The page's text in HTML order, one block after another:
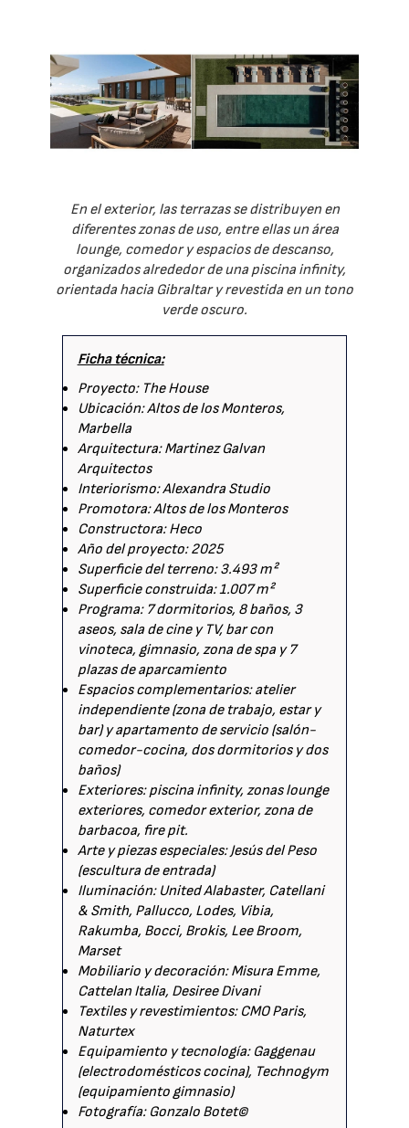
En el exterior, las terrazas se distribuyen en
diferentes zonas de uso, entre ellas un área
lounge, comedor y espacios de descanso,
organizados alrededor de una piscina infinity,
orientada hacia Gibraltar y revestida en un tono
verde oscuro.
Ficha técnica:
Proyecto: The House
Ubicación: Altos de los Monteros,
Marbella
Arquitectura: Martinez Galvan
Arquitectos
Interiorismo: Alexandra Studio
Promotora: Altos de los Monteros
Constructora: Heco
Año del proyecto: 2025
Superficie del terreno: 3.493 m²
Superficie construida: 1.007 m²
Programa: 7 dormitorios, 8 baños, 3
aseos, sala de cine y TV, bar con
vinoteca, gimnasio, zona de spa y 7
plazas de aparcamiento
Espacios complementarios: atelier
independiente (zona de trabajo, estar y
bar) y apartamento de servicio (salón-
comedor-cocina, dos dormitorios y dos
baños)
Exteriores: piscina infinity, zonas lounge
exteriores, comedor exterior, zona de
barbacoa, fire pit.
Arte y piezas especiales: Jesús del Peso
(escultura de entrada)
Iluminación: United Alabaster, Catellani
& Smith, Pallucco, Lodes, Vibia,
Rakumba, Bocci, Brokis, Lee Broom,
Marset
Mobiliario y decoración: Misura Emme,
Cattelan Italia, Desiree Divani
Textiles y revestimientos: CMO Paris,
Naturtex
Equipamiento y tecnología: Gaggenau
(electrodomésticos cocina), Technogym
(equipamiento gimnasio)
Fotografía: Gonzalo Botet©